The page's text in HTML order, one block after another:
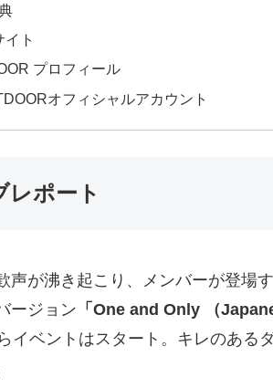
ト
プロフィール
オフィシャルアカウント
レポート
声が沸き起こり、メンバーが登場
ージョン 「One and Only （
イベントはスタート。キレのある